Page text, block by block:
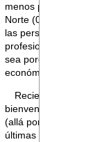
menos próximo el final
Norte (0913) no
las personas que han
profesional. Ya sea
sea porque han
económicas que han
Recientemente esto
bienvenida al Banco
(allá por el lejano
últimas horas en